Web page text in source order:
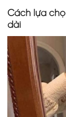
Cách lựa
dài